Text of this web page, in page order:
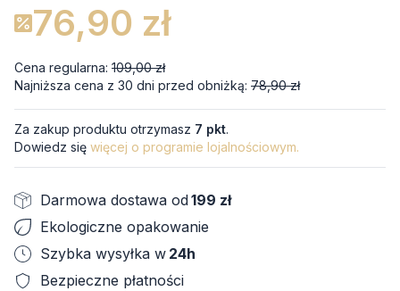
76,90 zł
Cena regularna: 109,00 zł
Najniższa cena z 30 dni przed obniżką: 78,90 zł
Za zakup produktu otrzymasz 7 pkt.
Dowiedz się więcej o programie lojalnościowym.
Darmowa dostawa od199 zł
Ekologiczne opakowanie
Szybka wysyłka w 24h
Bezpieczne płatności